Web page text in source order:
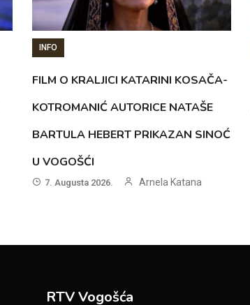
INFO
FILM O KRALJICI KATARINI KOSAČA-
KOTROMANIĆ AUTORICE NATAŠE
BARTULA HEBERT PRIKAZAN SINOĆ
U VOGOŠĆI
7. Augusta 2026. Arnela Katana
RTV Vogošća